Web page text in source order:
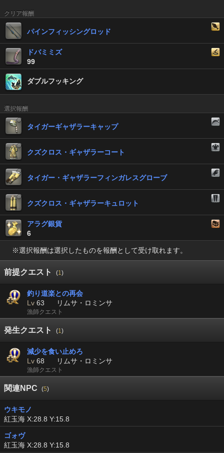
クリア報酬
パインフィッシングロッド
ドバミミズ
99
ダブルフッキング
選択報酬
タイガーギャザラーキャップ
クズクロス・ギャザラーコート
タイガー・ギャザラーフィンガレスグローブ
クズクロス・ギャザラーキュロット
アラグ銀貨
6
※選択報酬は選択したものを報酬として受け取れます。
前提クエスト (1)
釣り道楽との再会
Lv 63 リムサ・ロミンサ
漁師クエスト
発生クエスト (1)
減少を食い止めろ
Lv 68 リムサ・ロミンサ
漁師クエスト
関連NPC (5)
ウキモノ
紅玉海 X:28.8 Y:15.8
ゴォヴ
紅玉海 X:28.8 Y:15.8